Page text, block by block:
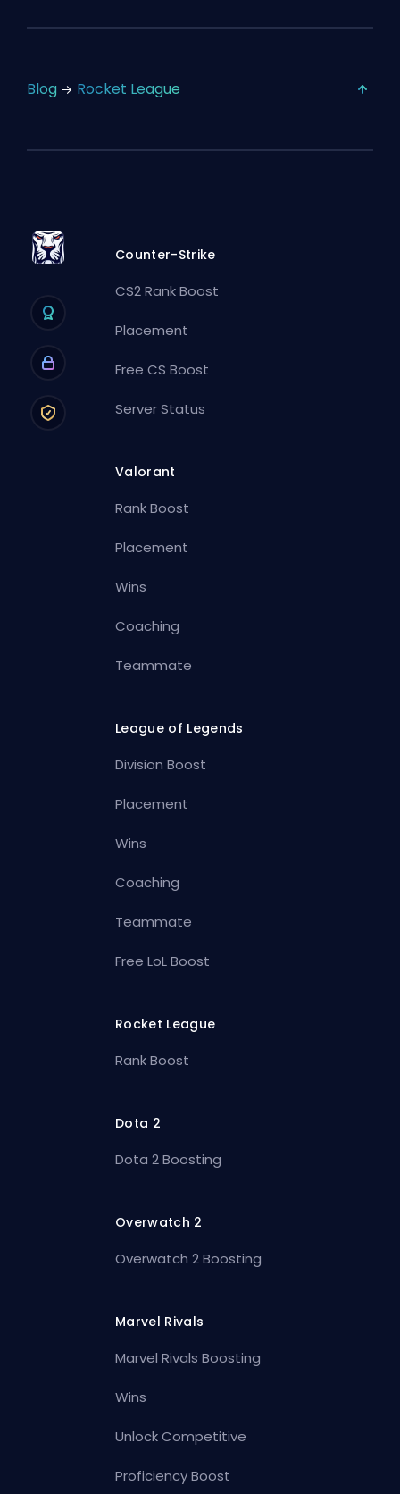
Blog Rocket League
Counter-Strike
CS2 Rank Boost
Placement
Free CS Boost
Server Status
Valorant
Rank Boost
Placement
Wins
Coaching
Teammate
League of Legends
Division Boost
Placement
Wins
Coaching
Teammate
Free LoL Boost
Rocket League
Rank Boost
Dota 2
Dota 2 Boosting
Overwatch 2
Overwatch 2 Boosting
Marvel Rivals
Marvel Rivals Boosting
Wins
Unlock Competitive
Proficiency Boost